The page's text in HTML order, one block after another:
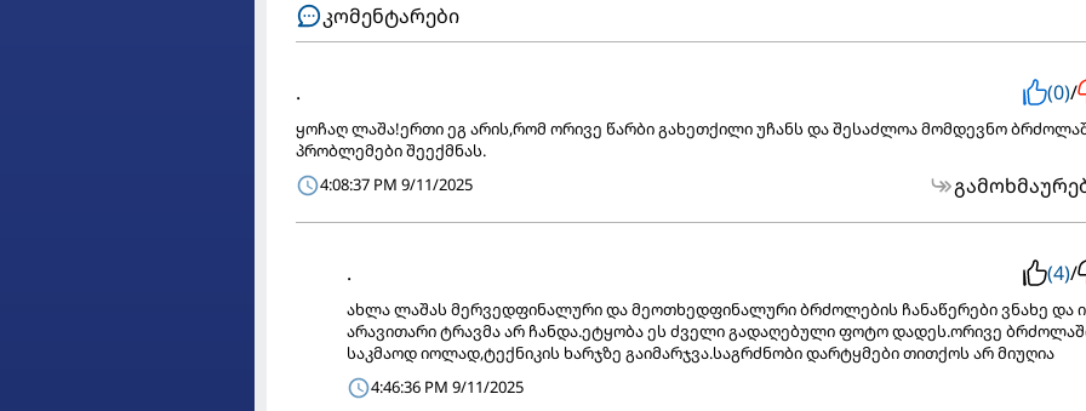
კომენტარები
. (0)/
ყოჩაღ ლაშა!ერთი ეგ არის,რომ ორივე წარბი გახეთქილი უჩანს და შესაძლოა მომდევნო
პრობლემები შეექმნას.
4:08:37 PM 9/11/2025
. (4)/
ახლა ლაშას მერვედფინალური და მეოთხედფინალური ბრძოლების ჩანაწერები ვნახე და
არავითარი ტრავმა არ ჩანდა.ეტყობა ეს ძველი გადაღებული ფოტო დადეს.ორივე
საკმაოდ იოლად,ტექნიკის ხარჯზე გაიმარჯვა.საგრძნობი დარტყმები თითქოს არ მიუღია
4:46:36 PM 9/11/2025